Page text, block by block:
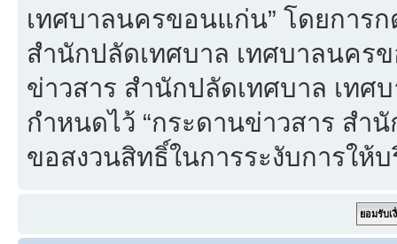
เทศบาลนครขอนแก่น” โดยการ
สำนักปลัดเทศบาล เทศบาลนคร
ข่าวสาร สำนักปลัดเทศบาล เทศ
กำหนดไว้ “กระดานข่าวสาร สำ
ขอสงวนสิทธิ์ในการระงับการให้